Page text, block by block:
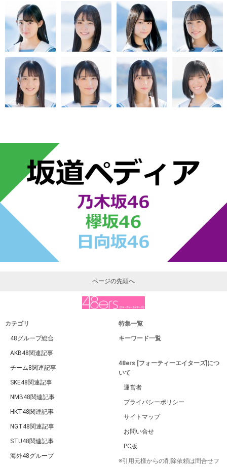
ページの先頭へ
カテゴリ
48グループ総合
AKB48関連記事
チーム8関連記事
SKE48関連記事
NMB48関連記事
HKT48関連記事
NGT48関連記事
STU48関連記事
海外48グループ
特集一覧
キーワード一覧
48ers [フォーティーエイターズ]につ
いて
運営者
プライバシーポリシー
サイトマップ
お問い合せ
PC版
※引用元様からの削除依頼は問合せフ